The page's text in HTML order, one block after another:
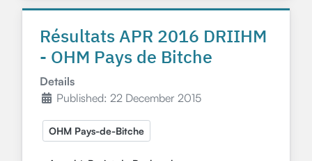
Résultats APR 2016 DRIIHM
- OHM Pays de Bitche
Details
Published: 22 December 2015
OHM Pays-de-Bitche